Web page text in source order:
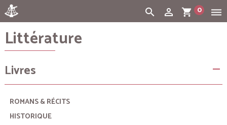
dehaze
shopping_cart 0
person_outline
search
Cart: (vide)
Littérature
Livres remove
ROMANS & RÉCITS
HISTORIQUE